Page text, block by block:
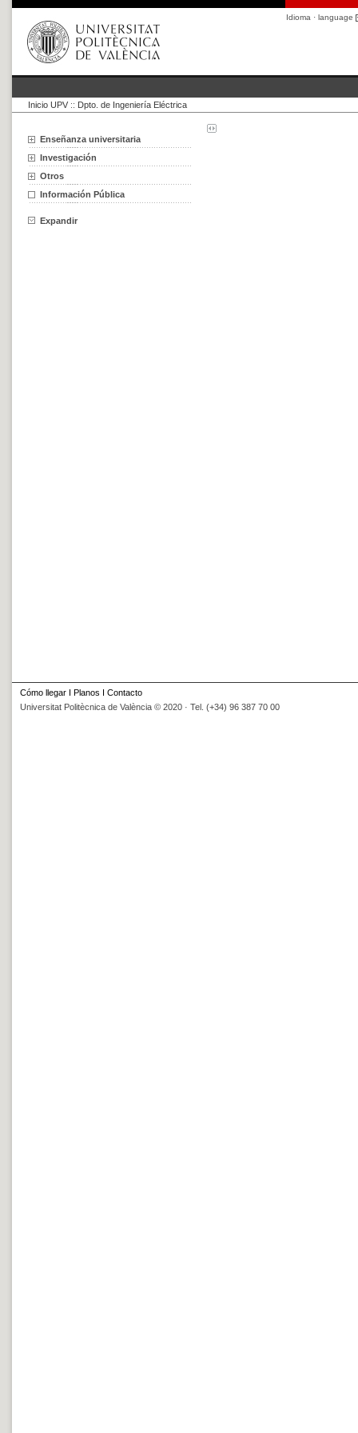
Idioma · language
Inicio UPV :: Dpto. de Ingeniería Eléctrica
Enseñanza universitaria
Investigación
Otros
Información Pública
Expandir
Cómo llegar I Planos I Contacto
Universitat Politècnica de València © 2020 · Tel. (+34) 96 387 70 00